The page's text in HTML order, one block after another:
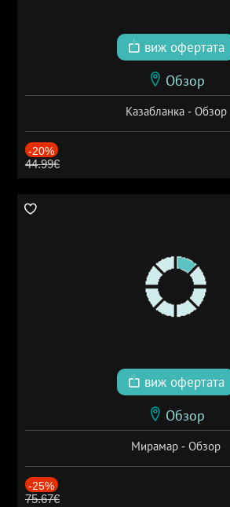
виж офертата
Обзор
Казабланка - Обзор
-20%
44.99€
виж офертата
Обзор
Мирамар - Обзор
-25%
75.67€